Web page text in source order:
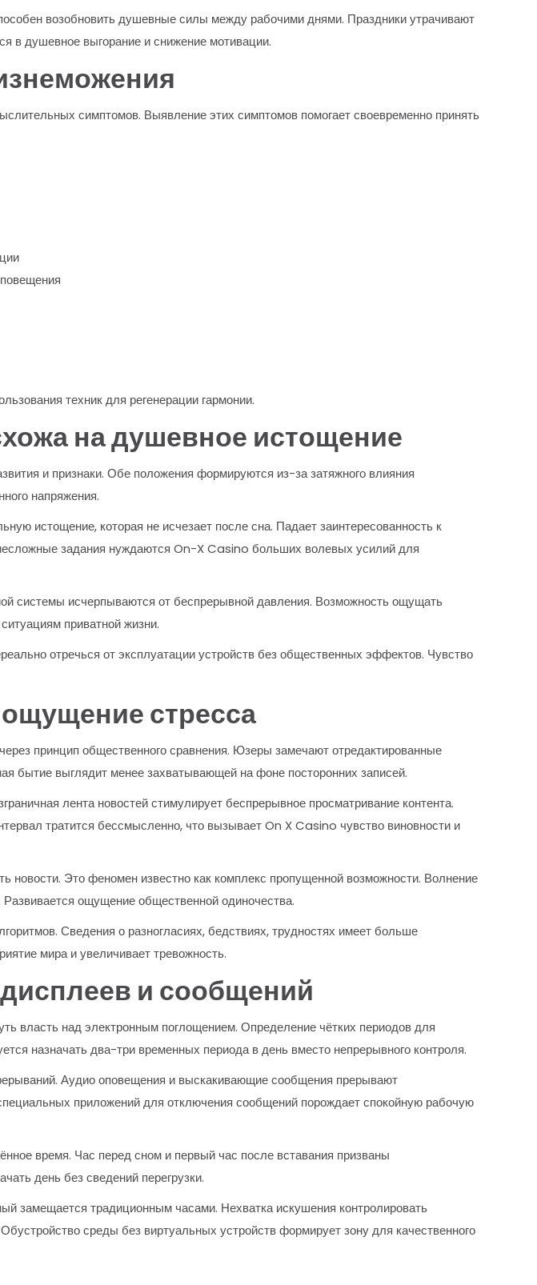
возобновить душевные силы между рабочими днями. Праздники утрачивают
в душевное выгорание и снижение мотивации.
симптомов. Выявление этих симптомов помогает своевременно принять
техник для регенерации гармонии.
на душевное истощение
и признаки. Обе положения формируются из-за затяжного влияния
напряжения.
истощение, которая не исчезает после сна. Падает заинтересованность к
задания нуждаются On-X Casino больших волевых усилий для
системы исчерпываются от беспрерывной давления. Возможность ощущать
приватной жизни.
отречься от эксплуатации устройств без общественных эффектов. Чувство
стресса
принцип общественного сравнения. Юзеры замечают отредактированные
бытие выглядит менее захватывающей на фоне посторонних записей.
лента новостей стимулирует беспрерывное просматривание контента.
тратится бессмысленно, что вызывает On X Casino чувство виновности и
Это феномен известно как комплекс пропущенной возможности. Волнение
Развивается ощущение общественной одиночества.
Сведения о разногласиях, бедствиях, трудностях имеет больше
мира и увеличивает тревожность.
и сообщений
власть над электронным поглощением. Определение чётких периодов для
назначать два-три временных периода в день вместо непрерывного контроля.
Аудио оповещения и выскакивающие сообщения прерывают
приложений для отключения сообщений порождает спокойную рабочую
время. Час перед сном и первый час после вставания призваны
день без сведений перегрузки.
замещается традиционным часами. Нехватка искушения контролировать
среды без виртуальных устройств формирует зону для качественного